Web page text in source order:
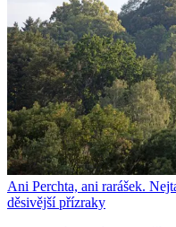
Ani Perchta, ani rarášek.
děsivější přízraky